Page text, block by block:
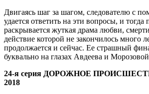
Двигаясь шаг за шагом, следователю с
удается ответить на эти вопросы, и тогда
раскрывается жуткая драма любви,
действие которой не закончилось много
продолжается и сейчас. Ее страшный
буквально на глазах Авдеева и
24-я серия ДОРОЖНОЕ
2018